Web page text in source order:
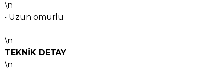
\n
• Uzun ömürlü
\n
TEKNİK DETAY
\n